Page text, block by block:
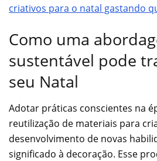
criativos para o natal gastando
Como uma
sustentável pode
seu Natal
Adotar práticas conscientes na
reutilização de materiais para
desenvolvimento de novas
significado à decoração. Esse